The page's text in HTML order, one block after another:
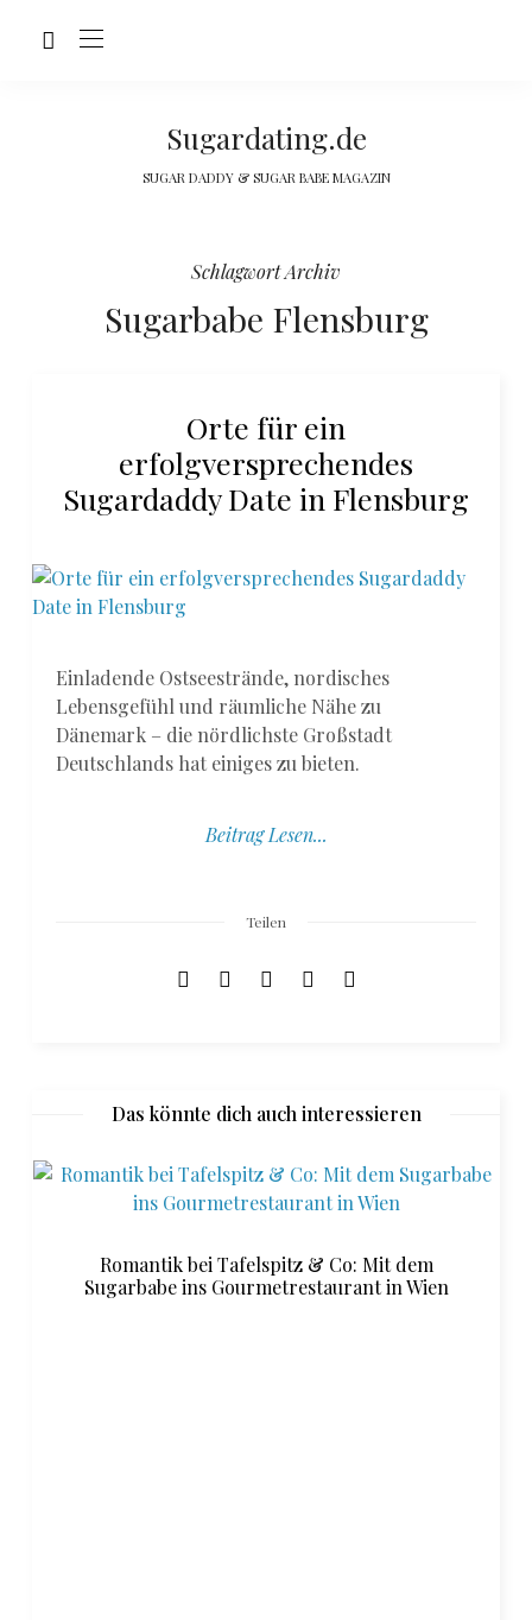
Sugardating.de
SUGAR DADDY & SUGAR BABE MAGAZIN
Schlagwort Archiv
Sugarbabe Flensburg
Orte für ein
erfolgversprechendes
Sugardaddy Date in Flensburg
Einladende Ostseestrände, nordisches
Lebensgefühl und räumliche Nähe zu
Dänemark – die nördlichste Großstadt
Deutschlands hat einiges zu bieten.
Beitrag Lesen...
Teilen
Das könnte dich auch interessieren
Romantik bei Tafelspitz & Co: Mit dem
Sugarbabe ins Gourmetrestaurant in Wien